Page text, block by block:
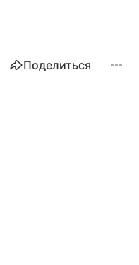
Поделиться